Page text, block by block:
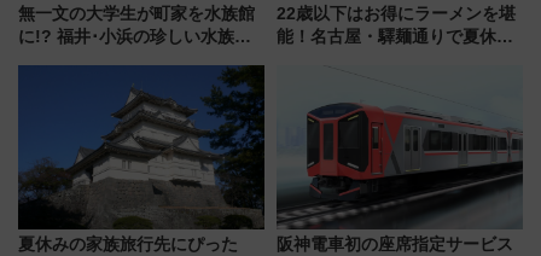
無一文の大学生が町家を水族館
に!? 福井･小浜の珍しい水族
作体験、鯖街道の御食国など 小
浜観光レポ 第2弾
22歳以下はお得にラーメンを堪
能！名古屋・驛麺通りで夏休み
夏休みの家族旅行先にぴった
阪神電車初の座席指定サービス